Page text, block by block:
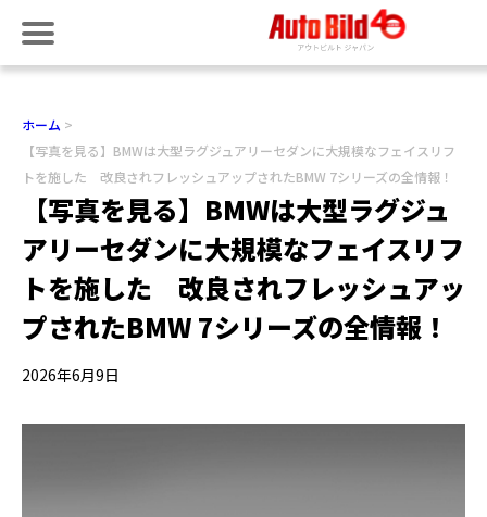
ホーム
【写真を見る】BMWは大型ラグジュアリーセダンに大規模なフェイスリフ
トを施した 改良されフレッシュアップされたBMW 7シリーズの全情報！
【写真を見る】BMWは大型ラグジュ
アリーセダンに大規模なフェイスリフ
トを施した 改良されフレッシュアッ
プされたBMW 7シリーズの全情報！
2026年6月9日